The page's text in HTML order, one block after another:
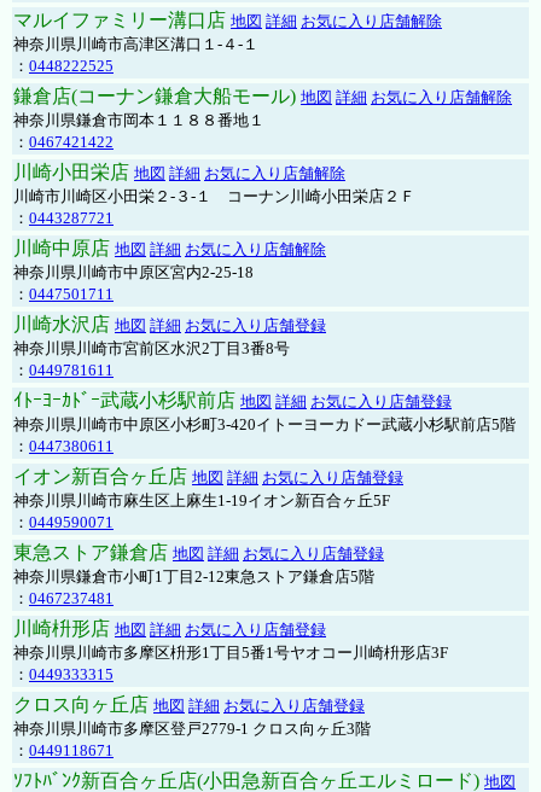
マルイファミリー溝口店 地図 詳細 お気に入り店舗解除
神奈川県川崎市高津区溝口１-４-１
： 0448222525
鎌倉店(コーナン鎌倉大船モール) 地図 詳細 お気に入り店舗解除
神奈川県鎌倉市岡本１１８８番地１
： 0467421422
川崎小田栄店 地図 詳細 お気に入り店舗解除
川崎市川崎区小田栄２‐３‐１ コーナン川崎小田栄店２Ｆ
： 0443287721
川崎中原店 地図 詳細 お気に入り店舗解除
神奈川県川崎市中原区宮内2-25-18
： 0447501711
川崎水沢店 地図 詳細 お気に入り店舗登録
神奈川県川崎市宮前区水沢2丁目3番8号
： 0449781611
ｲﾄｰﾖｰｶﾄﾞｰ武蔵小杉駅前店 地図 詳細 お気に入り店舗登録
神奈川県川崎市中原区小杉町3-420イトーヨーカドー武蔵小杉駅前店5階
： 0447380611
イオン新百合ヶ丘店 地図 詳細 お気に入り店舗登録
神奈川県川崎市麻生区上麻生1-19イオン新百合ヶ丘5F
： 0449590071
東急ストア鎌倉店 地図 詳細 お気に入り店舗登録
神奈川県鎌倉市小町1丁目2-12東急ストア鎌倉店5階
： 0467237481
川崎枡形店 地図 詳細 お気に入り店舗登録
神奈川県川崎市多摩区枡形1丁目5番1号ヤオコー川崎枡形店3F
： 0449333315
クロス向ヶ丘店 地図 詳細 お気に入り店舗登録
神奈川県川崎市多摩区登戸2779-1 クロス向ヶ丘3階
： 0449118671
ｿﾌﾄﾊﾞﾝｸ新百合ヶ丘店(小田急新百合ヶ丘エルミロード) 地図